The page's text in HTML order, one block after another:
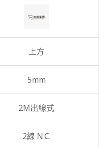
上方
5mm
2M出線式
2線 N.C.